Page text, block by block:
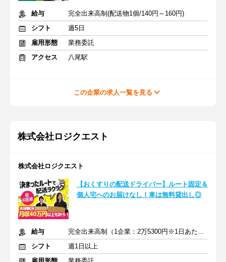
給与
完全出来高制(配送物1個/140円～160円)
シフト
週5日
雇用形態
業務委託
アクセス
八尾駅
この企業の求人一覧を見る
株式会社ロジクエスト
株式会社ロジクエスト
【おくすりの配送ドライバー】ルート固定＆
個人宅へのお届けなし！車は無料貸出し◎
給与
完全出来高制（1企業：2万5300円※1日あたり）
シフト
週1日以上